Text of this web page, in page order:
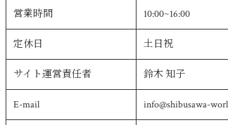
営業時間 10:00~16:00
定休日 土日祝
サイト運営責任者 鈴木 知子
E-mail info@shibusawa-